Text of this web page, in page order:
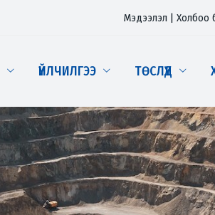
Мэдээлэл | Холбоо
ҮЙЛЧИЛГЭЭ ТӨСЛҮҮД